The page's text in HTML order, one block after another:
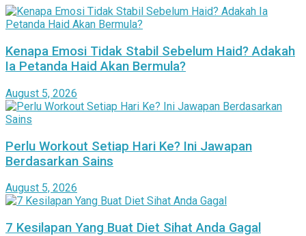
Kenapa Emosi Tidak Stabil Sebelum Haid? Adakah
Ia Petanda Haid Akan Bermula?
August 5, 2026
Perlu Workout Setiap Hari Ke? Ini Jawapan
Berdasarkan Sains
August 5, 2026
7 Kesilapan Yang Buat Diet Sihat Anda Gagal